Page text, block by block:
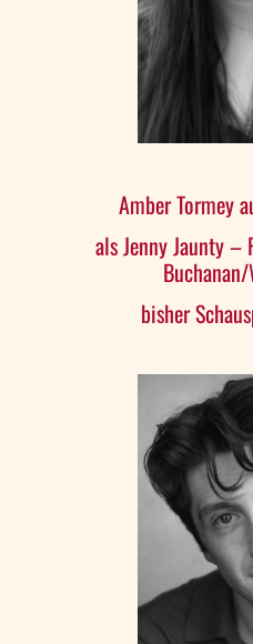
Amber Tormey
als Jenny Jaunty
bisher